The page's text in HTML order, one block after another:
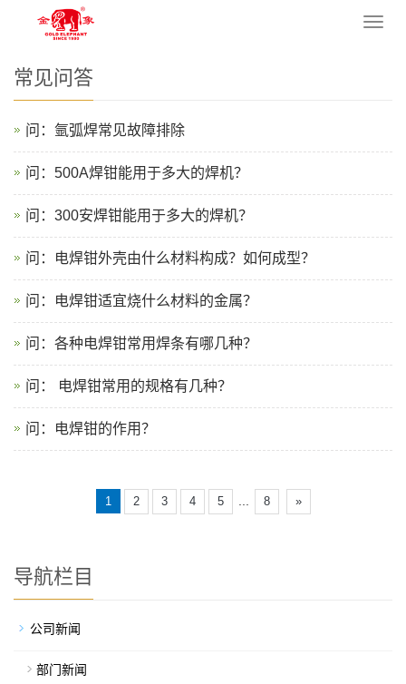
导
您的位置：网站首页
常见问答
问：氩弧焊常见故障排除
问：500A焊钳能用于多大的焊机？
问：300安焊钳能用于多大的焊机？
问：电焊钳外壳由什么材料构成？如何成型？
问：电焊钳适宜烧什么材料的金属？
问：各种电焊钳常用焊条有哪几种？
问： 电焊钳常用的规格有几种？
问：电焊钳的作用？
1 2 3 4 5 8 »
导航栏目
公司新闻
部门新闻